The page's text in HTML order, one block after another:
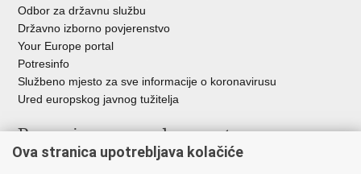
Odbor za državnu službu
Državno izborno povjerenstvo
Your Europe portal
Potresinfo
Službeno mjesto za sve informacije o koronavirusu
Ured europskog javnog tužitelja
Poveznice pravosudnog sustava
Ova stranica upotrebljava kolačiće